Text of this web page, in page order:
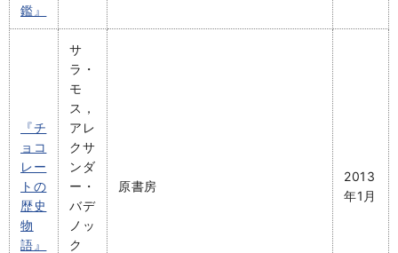
鑑』
『チ
ョコ
レー
トの
歴史
物
語』
サ
ラ・
モ
ス，
アレ
クサ
ンダ
ー・
バデ
ノッ
ク
原書房
2013
年1月